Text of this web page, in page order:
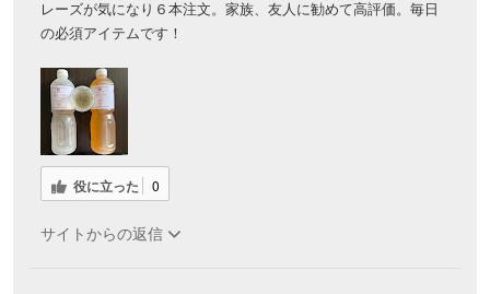
レーズが気になり６本注文。家族、友人に勧めて高評価。毎日
の必須アイテムです！
役に立った 0
サイトからの返信